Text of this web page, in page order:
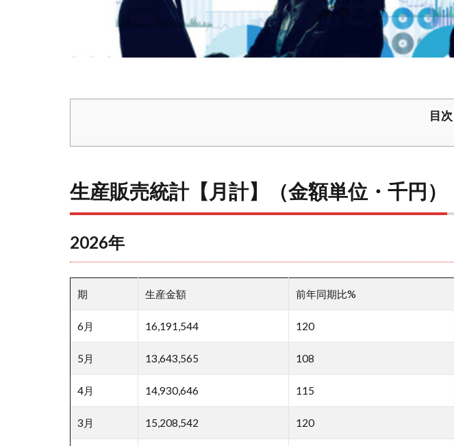
目次
生産販売統計【月計】（金額単位・千円）
2026年
期 生産金額 前年同期比%
6月 16,191,544 120
5月 13,643,565 108
4月 14,930,646 115
3月 15,208,542 120